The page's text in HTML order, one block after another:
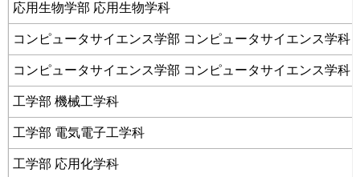
応用生物学部 応用生物学科
コンピュータサイエンス学部 コンピュータサイエンス学科
コンピュータサイエンス学部 コンピュータサイエンス学科
工学部 機械工学科
工学部 電気電子工学科
工学部 応用化学科